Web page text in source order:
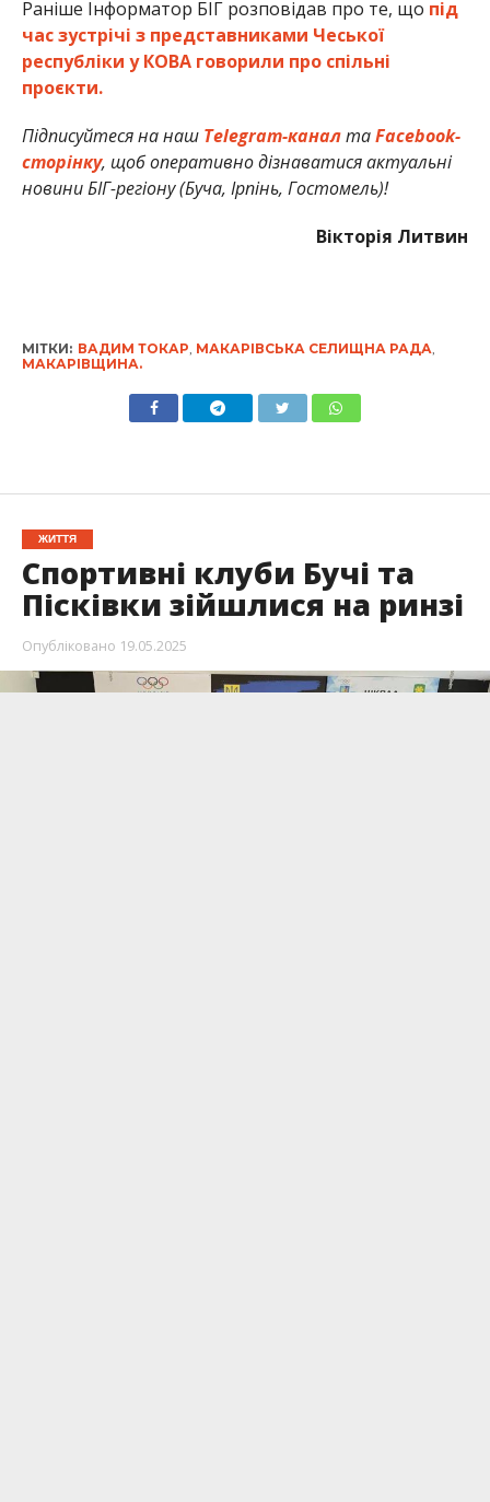
Раніше Інформатор БІГ розповідав про те, що під
час зустрічі з представниками Чеської
республіки у КОВА говорили про спільні
проєкти.
Підписуйтеся на наш Telegram-каналтаFacebook-
сторінку, щоб оперативно дізнаватися актуальні
новини БІГ-регіону (Буча, Ірпінь, Гостомель)!
Вікторія Литвин
МІТКИ: ВАДИМ ТОКАР, МАКАРІВСЬКА СЕЛИЩНА РАДА,
МАКАРІВЩИНА.
ЖИТТЯ
Спортивні клуби Бучі та
Пісківки зійшлися на ринзі
Опубліковано 19.05.2025